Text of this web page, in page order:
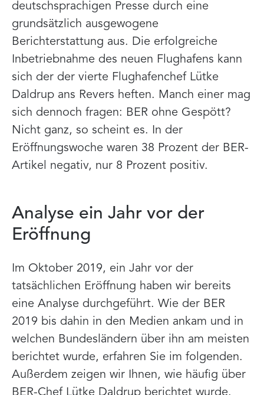
deutschsprachigen Presse durch eine
grundsätzlich ausgewogene
Berichterstattung aus. Die erfolgreiche
Inbetriebnahme des neuen Flughafens kann
sich der der vierte Flughafenchef Lütke
Daldrup ans Revers heften. Manch einer mag
sich dennoch fragen: BER ohne Gespött?
Nicht ganz, so scheint es. In der
Eröffnungswoche waren 38 Prozent der BER-
Artikel negativ, nur 8 Prozent positiv.
Analyse ein Jahr vor der
Eröffnung
Im Oktober 2019, ein Jahr vor der
tatsächlichen Eröffnung haben wir bereits
eine Analyse durchgeführt. Wie der BER
2019 bis dahin in den Medien ankam und in
welchen Bundesländern über ihn am meisten
berichtet wurde, erfahren Sie im folgenden.
Außerdem zeigen wir Ihnen, wie häufig über